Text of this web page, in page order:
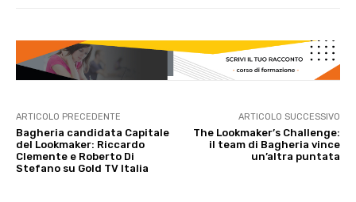
ARTICOLO PRECEDENTE
Bagheria candidata Capitale
del Lookmaker: Riccardo
Clemente e Roberto Di
Stefano su Gold TV Italia
ARTICOLO SUCCESSIVO
The Lookmaker’s Challenge:
il team di Bagheria vince
un’altra puntata